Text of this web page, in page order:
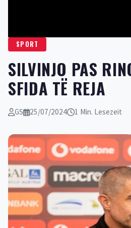
SPORT
SILVINJO PAS
SFIDA TË REJA
GS 25/07/2024 1 Min. Lesezeit